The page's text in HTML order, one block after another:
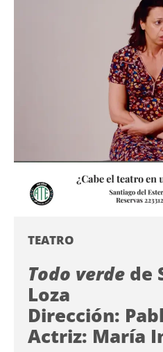
TEATRO
Todo verde de
Loza
Dirección:
Actriz: María